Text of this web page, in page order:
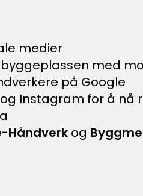
medier
med
på Google
Instagram for å nå
Håndverk og